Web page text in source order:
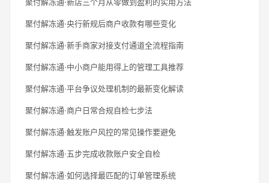
聚付解冻通·央行新规后商户收款有哪些变化
聚付解冻通·新手商家对接支付通道全流程指南
聚付解冻通·中小商户能用得上的管理工具推荐
聚付解冻通·平台争议处理机制的最新变化解读
聚付解冻通·商户日常合规自检七步法
聚付解冻通·触发账户风控的常见操作要避免
聚付解冻通·五步完成收款账户安全自检
聚付解冻通·如何选择最匹配的订单管理系统